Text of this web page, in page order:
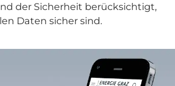
der Sicherheit berücksichtigt,
Daten sicher sind.